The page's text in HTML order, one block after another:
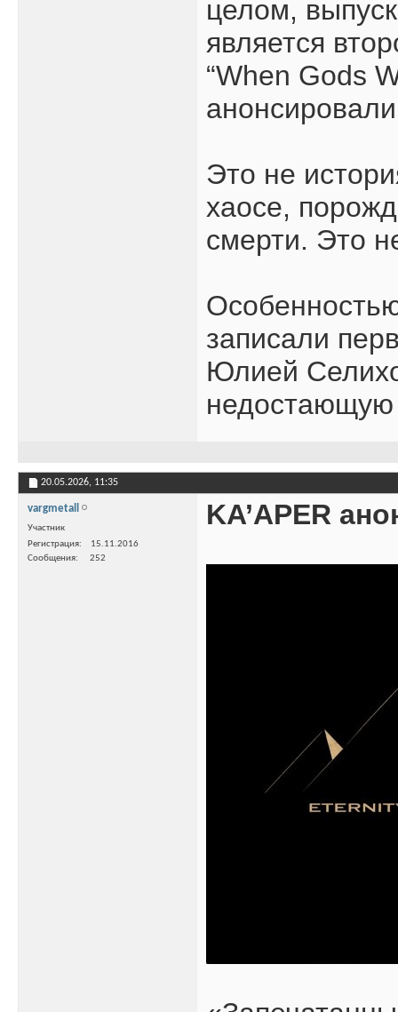
целом,
является
“When Gods
Это не
хаосе,
смерти. Это
записали
Юлией
недостающую
20.05.2026, 11:35
vargmetall
Участник
Регистрация
15.11.2016
Сообщения
252
KA’APER